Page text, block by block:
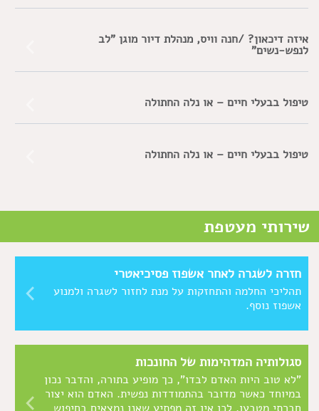
איזה דיכאון? /חנה וויס, מנהלת דיור מוגן "לב
לנפש-נשים"
טיפול בבעלי חיים – או נלה החתולה
טיפול בבעלי חיים – או נלה החתולה
שירותי מעטפת
חזרה לשגרה לאחר אשפוז פסיכיאטרי
תהליכי החלמה והתחזקות על מנת לחזור לשגרה ולמנוע
אשפוז נוסף.
סגולותיה המדהימות של החונכות
"לא טוב היות האדם לבדו", כך מופיע בתורה, והדבר נכון
במיוחד כאשר מדובר בהתמודדות נפשית. האדם הוא יצור